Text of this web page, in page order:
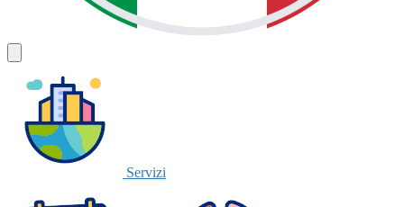
Servizi